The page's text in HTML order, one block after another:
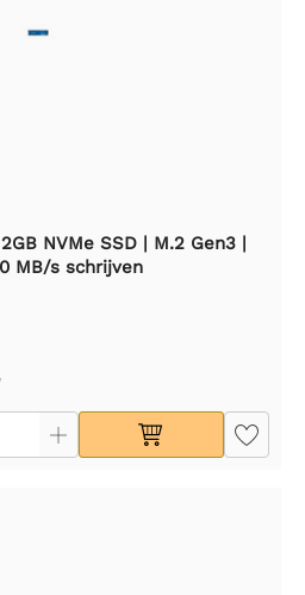
NVMe SSD | M.2 Gen3 |
MB/s schrijven